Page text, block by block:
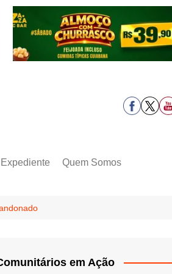
Expediente Quem Somos
em Ação